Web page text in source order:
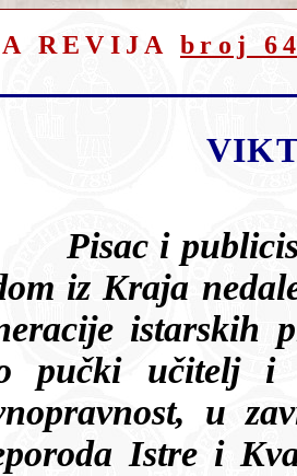
REVIJA broj
Pisac i
iz Kraja nedaleko Lovrana,
istarskih
pučki učitelj i
u završnoj etapi hrvatskog narodnog
Istre i